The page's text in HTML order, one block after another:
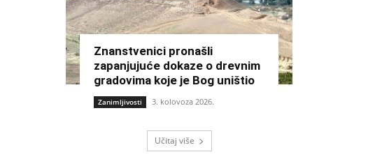
Znanstvenici pronašli
zapanjujuće dokaze o drevnim
gradovima koje je Bog uništio
Zanimljivosti 3. kolovoza 2026.
Učitaj više